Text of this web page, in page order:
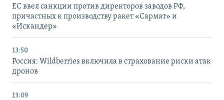
ЕС ввел санкции против директоров заводов РФ,
причастных к производству ракет «Сармат» и
«Искандер»
13:50
Россия: Wildberries включила в страхование риски атак
дронов
13:09